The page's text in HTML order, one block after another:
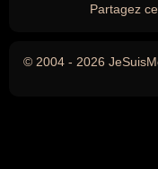
Partagez
© 2004 - 2026